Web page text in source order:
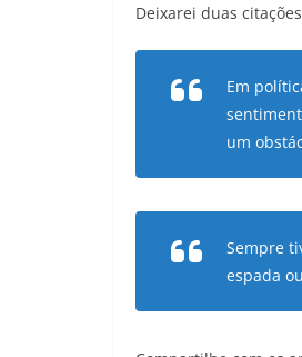
Deixarei duas
Em
um
Sempre
espada